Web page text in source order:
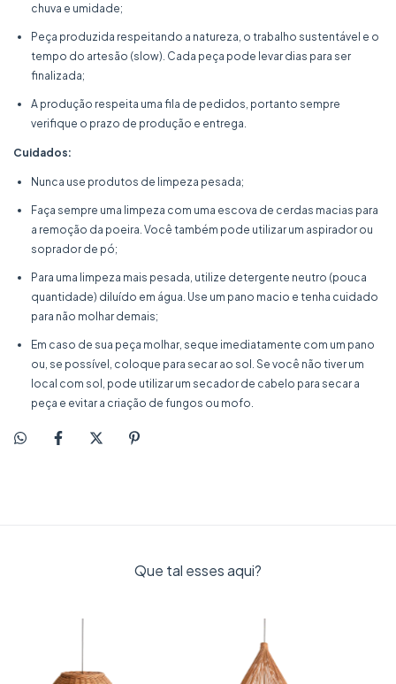
chuva e umidade;
Peça produzida respeitando a natureza, o trabalho sustentável e o
tempo do artesão (slow). Cada peça pode levar dias para ser
finalizada;
A produção respeita uma fila de pedidos, portanto sempre
verifique o prazo de produção e entrega.
Cuidados:
Nunca use produtos de limpeza pesada;
Faça sempre uma limpeza com uma escova de cerdas macias para
a remoção da poeira. Você também pode utilizar um aspirador ou
soprador de pó;
Para uma limpeza mais pesada, utilize detergente neutro (pouca
quantidade) diluído em água. Use um pano macio e tenha cuidado
para não molhar demais;
Em caso de sua peça molhar, seque imediatamente com um pano
ou, se possível, coloque para secar ao sol. Se você não tiver um
local com sol, pode utilizar um secador de cabelo para secar a
peça e evitar a criação de fungos ou mofo.
Que tal esses aqui?